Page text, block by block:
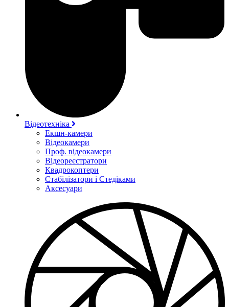
Відеотехніка
Екшн-камери
Відеокамери
Проф. відеокамери
Відеореєстратори
Квадрокоптери
Стабілізатори і Стедіками
Аксесуари